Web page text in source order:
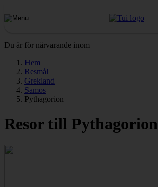
Du är för närvarande inom
Hem
Resmål
Grekland
Samos
Pythagorion
Resor till Pythagorion